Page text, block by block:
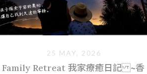
Family Retreat 我家療癒日記 ~香
25 MAY, 2026